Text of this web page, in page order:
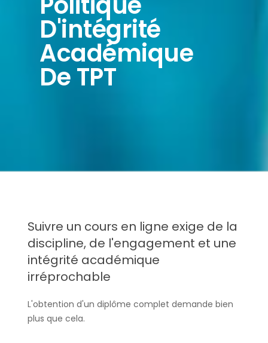
D'intégrité
Académique
De TPT
Suivre un cours en ligne exige de la
discipline, de l'engagement et une
intégrité académique
irréprochable
L'obtention d'un diplôme complet demande bien
plus que cela.